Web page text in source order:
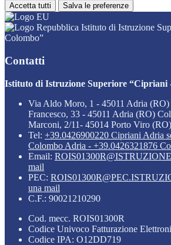
Accetta tutti Salva le preferenze
Istituto di Istruzione
Colombo”
Contatti
Istituto di Istruzione Superiore “Cipriani
Via Aldo Moro, 1 - 45011 Adria
Francesco, 33 - 45011 Adria (RO)
Marconi, 2/11- 45014 Porto Viro (RO)
Tel: +39.0426900220 Cipriani Adria
Colombo Adria - +39.0426321876
Email:
mail
PEC:
una mail
C.F.: 90021210290
Cod. mecc. ROIS01300R
Codice Univoco Fatturazione
Codice IPA: O12DD719